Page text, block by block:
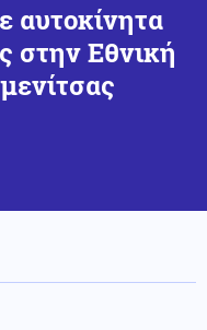
αυτοκίνητα
στην Εθνική